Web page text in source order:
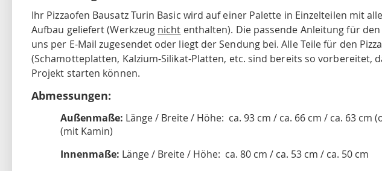
Ihr Pizzaofen Bausatz Turin Basic wird auf einer Palette in Einzelteilen mit
Aufbau geliefert (Werkzeug nicht enthalten). Die passende Anleitung für
uns per E-Mail zugesendet oder liegt der Sendung bei. Alle Teile für den
(Schamotteplatten, Kalzium-Silikat-Platten, etc. sind bereits so vorbereitet,
Projekt starten können.
Abmessungen:
Außenmaße: Länge / Breite / Höhe: ca. 93 cm / ca. 66 cm / ca. 63 cm
(mit Kamin)
Innenmaße: Länge / Breite / Höhe: ca. 80 cm / ca. 53 cm / ca. 50 cm